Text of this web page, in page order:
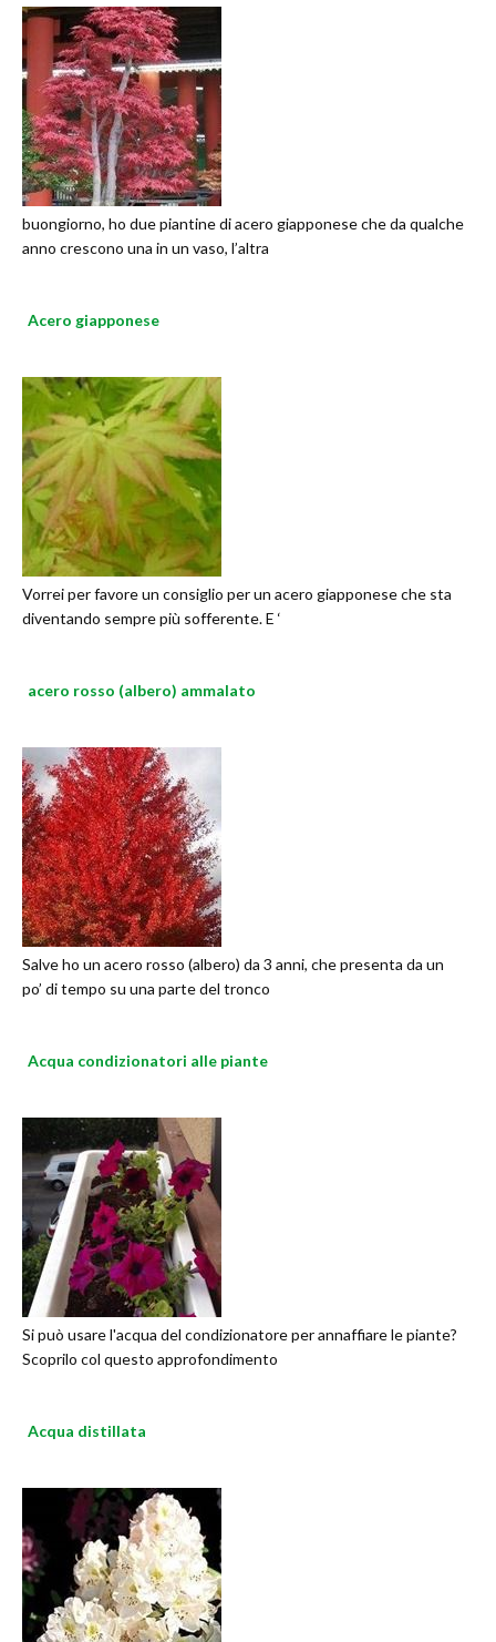
buongiorno, ho due piantine di acero giapponese che da qualche
anno crescono una in un vaso, l’altra
Acero giapponese
Vorrei per favore un consiglio per un acero giapponese che sta
diventando sempre più sofferente. E ‘
acero rosso (albero) ammalato
Salve ho un acero rosso (albero) da 3 anni, che presenta da un
po’ di tempo su una parte del tronco
Acqua condizionatori alle piante
Si può usare l'acqua del condizionatore per annaffiare le piante?
Scoprilo col questo approfondimento
Acqua distillata